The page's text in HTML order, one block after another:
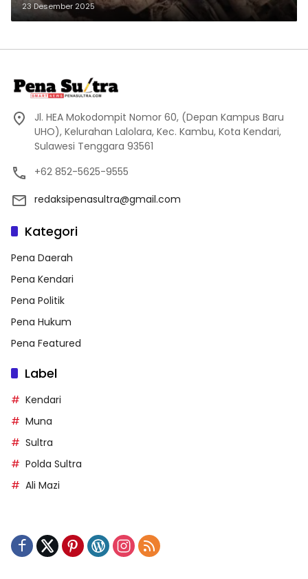
23 Desember 2025
Jl. HEA Mokodompit Nomor 60, (Depan Kampus Baru
UHO), Kelurahan Lalolara, Kec. Kambu, Kota Kendari,
Sulawesi Tenggara 93561
+62 852-5625-9555
redaksipenasultra@gmail.com
Kategori
Pena Daerah
Pena Kendari
Pena Politik
Pena Hukum
Pena Featured
Label
Kendari
Muna
Sultra
Polda Sultra
Ali Mazi